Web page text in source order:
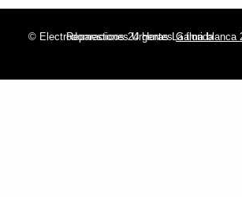
© Electrodomesticos 24 Horas La florida
Reparaciones UrgentesGama blanca